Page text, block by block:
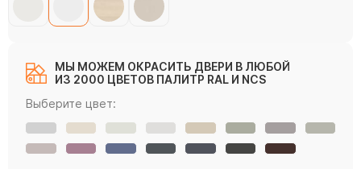
МЫ МОЖЕМ ОКРАСИТЬ ДВЕРИ В ЛЮБОЙ
ИЗ 2000 ЦВЕТОВ ПАЛИТР RAL И NCS
Выберите цвет: